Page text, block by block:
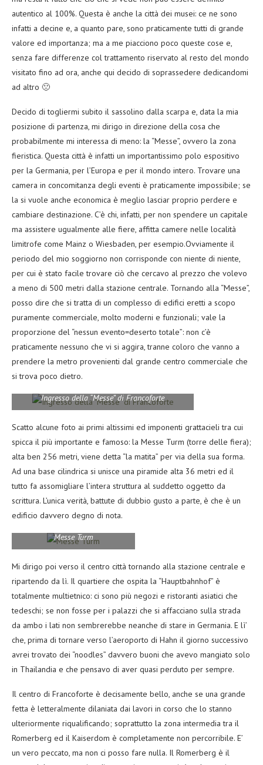
autentico al 100%. Questa è anche la città dei musei: ce ne sono
infatti a decine e, a quanto pare, sono praticamente tutti di grande
valore ed importanza; ma a me piacciono poco queste cose e,
senza fare differenze col trattamento riservato al resto del mondo
visitato fino ad ora, anche qui decido di soprassedere dedicandomi
ad altro 🙁
Decido di togliermi subito il sassolino dalla scarpa e, data la mia
posizione di partenza, mi dirigo in direzione della cosa che
probabilmente mi interessa di meno: la “Messe”, ovvero la zona
fieristica. Questa città è infatti un importantissimo polo espositivo
per la Germania, per l’Europa e per il mondo intero. Trovare una
camera in concomitanza degli eventi è praticamente impossibile; se
la si vuole anche economica è meglio lasciar proprio perdere e
cambiare destinazione. C’è chi, infatti, per non spendere un capitale
ma assistere ugualmente alle fiere, affitta camere nelle località
limitrofe come Mainz o Wiesbaden, per esempio.Ovviamente il
periodo del mio soggiorno non corrisponde con niente di niente,
per cui è stato facile trovare ciò che cercavo al prezzo che volevo
a meno di 500 metri dalla stazione centrale. Tornando alla “Messe”,
posso dire che si tratta di un complesso di edifici eretti a scopo
puramente commerciale, molto moderni e funzionali; vale la
proporzione del “nessun evento=deserto totale”: non c’è
praticamente nessuno che vi si aggira, tranne coloro che vanno a
prendere la metro provenienti dal grande centro commerciale che
si trova poco dietro.
Ingresso della “Messe” di Francoforte
Scatto alcune foto ai primi altissimi ed imponenti grattacieli tra cui
spicca il più importante e famoso: la Messe Turm (torre delle fiera);
alta ben 256 metri, viene detta “la matita” per via della sua forma.
Ad una base cilindrica si unisce una piramide alta 36 metri ed il
tutto fa assomigliare l’intera struttura al suddetto oggetto da
scrittura. L’unica verità, battute di dubbio gusto a parte, è che è un
edificio davvero degno di nota.
Messe Turm
Mi dirigo poi verso il centro città tornando alla stazione centrale e
ripartendo da lì. Il quartiere che ospita la “Hauptbahnhof” è
totalmente multietnico: ci sono più negozi e ristoranti asiatici che
tedeschi; se non fosse per i palazzi che si affacciano sulla strada
da ambo i lati non sembrerebbe neanche di stare in Germania. E lì’
che, prima di tornare verso l’aeroporto di Hahn il giorno successivo
avrei trovato dei “noodles” davvero buoni che avevo mangiato solo
in Thailandia e che pensavo di aver quasi perduto per sempre.
Il centro di Francoforte è decisamente bello, anche se una grande
fetta è letteralmente dilaniata dai lavori in corso che lo stanno
ulteriormente riqualificando; soprattutto la zona intermedia tra il
Romerberg ed il Kaiserdom è completamente non percorribile. E’
un vero peccato, ma non ci posso fare nulla. Il Romerberg è il